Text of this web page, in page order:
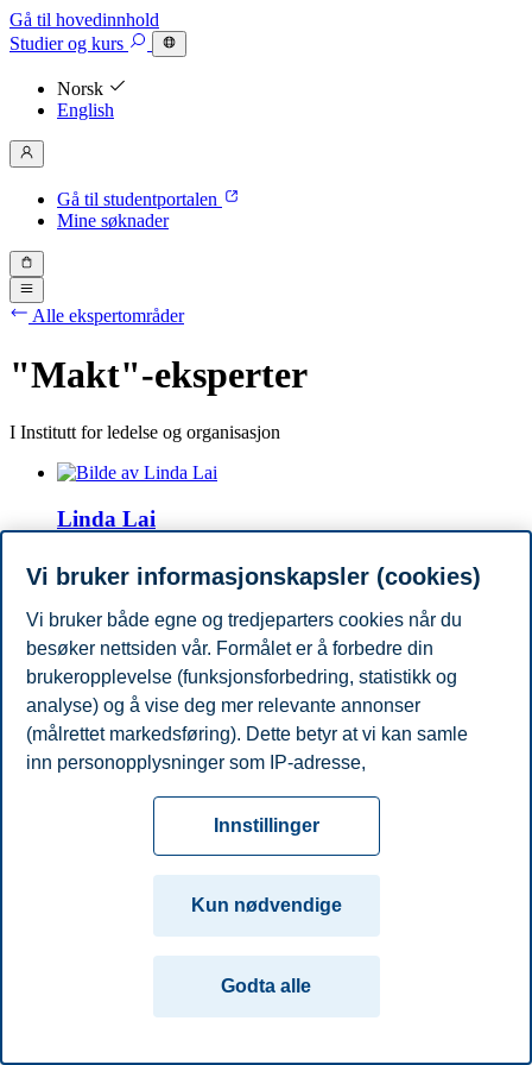
Gå til hovedinnhold
Studierog kurs
Norsk
English
Gå til studentportalen
Mine søknader
Alle ekspertområder
"Makt"-eksperter
I Institutt for ledelse og organisasjon
Linda Lai
Professor, Institutt for ledelse og organisasjon
+4795845711
linda.lai@bi.no
Oslo
Personvern Cookies TilgjengelighetserklæringDisclaimer
fraBeredskapKontakt oss
Stavanger
Vi bruker informasjonskapsler (cookies)
Vi bruker både egne og tredjeparters cookies når du
besøker nettsiden vår. Formålet er å forbedre din
brukeropplevelse (funksjonsforbedring, statistikk og
analyse) og å vise deg mer relevante annonser
(målrettet markedsføring). Dette betyr at vi kan samle
inn personopplysninger som IP-adresse,
cookies som er nødvendige for at nettsiden skal
fungere, kan du enten godta alle eller tilpasse ditt
samtykke ved å endre innstillinger.
Les mer om våre informasjonskapsler, hvilke
opplysninger vi samler inn og formålene i innstillinger
for informasjonskapsler. Du kan når som helst endre
eller trekke tilbake ditt samtykke i innstillingene ved å
Innstillinger
Kun nødvendige
Godta alle